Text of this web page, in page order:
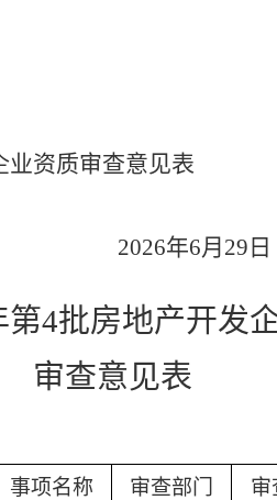
业资质审查意见表
2026年6月 29 日
第4批房地产开发
审查意见表
事项名称 审查部门 审